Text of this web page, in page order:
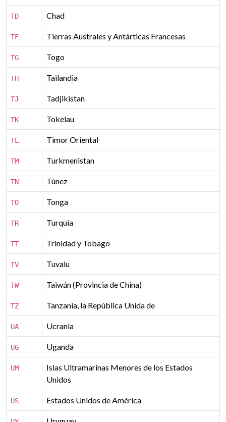
TD Chad
TF Tierras Australes y Antárticas Francesas
TG Togo
TH Tailandia
TJ Tadjikistan
TK Tokelau
TL Timor Oriental
TM Turkmenistan
TN Túnez
TO Tonga
TR Turquía
TT Trinidad y Tobago
TV Tuvalu
TW Taiwán (Provincia de China)
TZ Tanzania, la República Unida de
UA Ucrania
UG Uganda
UM
Islas Ultramarinas Menores de los Estados
Unidos
US Estados Unidos de América